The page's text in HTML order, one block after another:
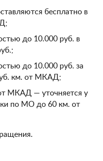
бесплатно в
до 10.000 руб. в
до 10.000 руб. за
км. от МКАД;
МКАД — уточняется у
по МО до 60 км. от